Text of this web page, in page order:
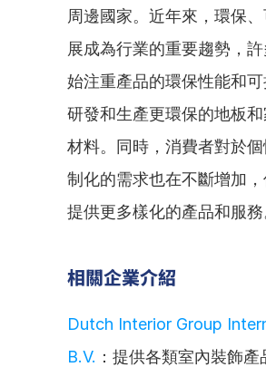
周邊國家。近年來，環保
展成為行業的重要趨勢，
始注重產品的環保性能和可
研發和生產更環保的地板
材料。同時，消費者對於
制化的需求也在不斷增加
提供更多樣化的產品和服務
相關企業介紹
Dutch Interior Group
B.V. ：提供各類室內裝飾